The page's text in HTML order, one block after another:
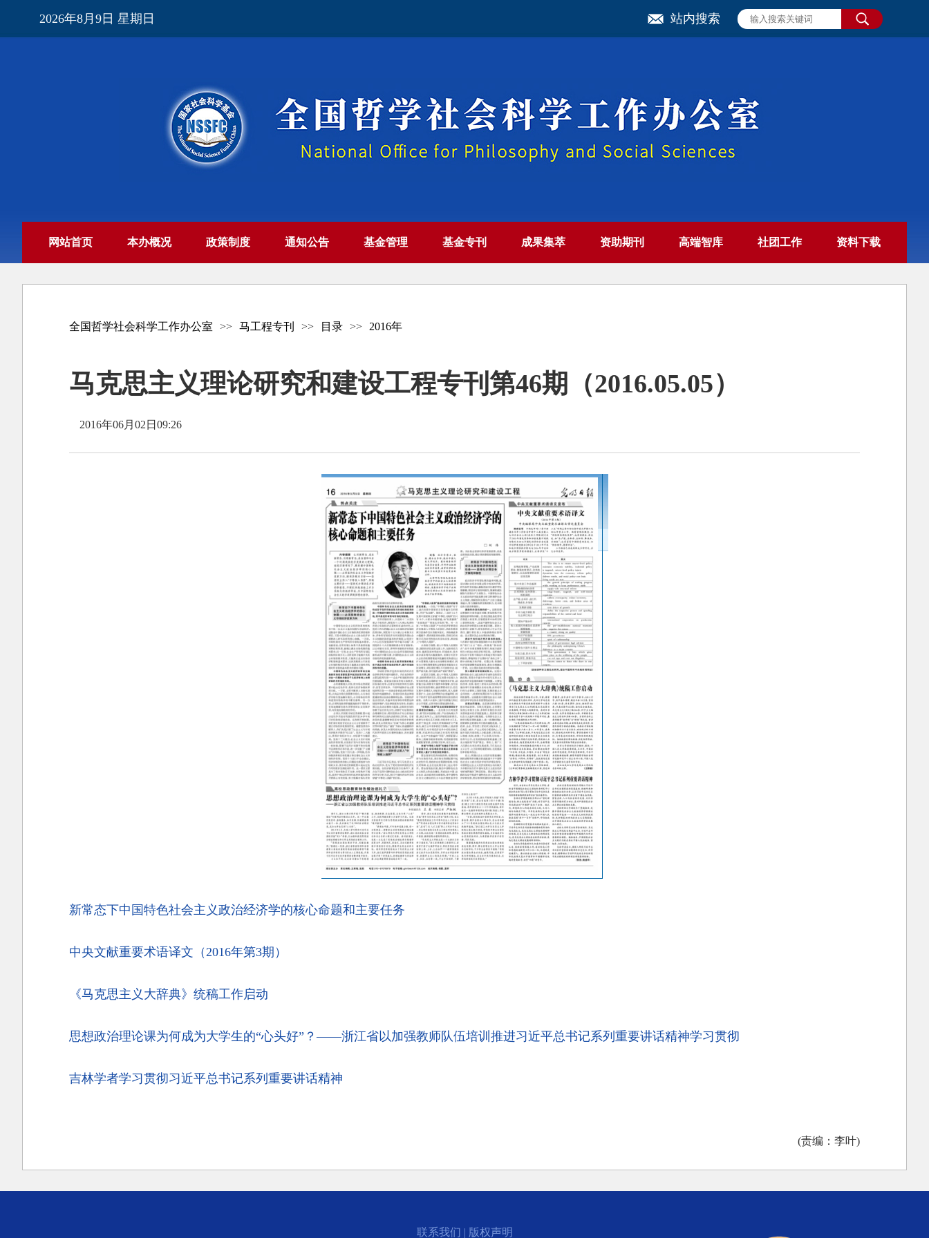
2026年8月9日 星期日 站内搜索
网站首页 本办概况 政策制度 通知公告 基金管理 基金专刊 成果集萃 资助期刊 高端智库 社团工作 资料下载
全国哲学社会科学工作办公室 >> 马工程专刊 >> 目录 >> 2016年
马克思主义理论研究和建设工程专刊第46期（2016.05.05）
2016年06月02日09:26
新常态下中国特色社会主义政治经济学的核心命题和主要任务
中央文献重要术语译文（2016年第3期）
《马克思主义大辞典》统稿工作启动
思想政治理论课为何成为大学生的“心头好”？——浙江省以加强教师队伍培训推进习近平总书记系列重要讲话精神学习贯彻
吉林学者学习贯彻习近平总书记系列重要讲话精神
(责编：李叶)
联系我们 | 版权声明